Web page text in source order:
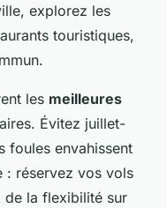
explorez les
touristiques,
les meilleures
Évitez juillet-
foules envahissent
: réservez vos vols
de la flexibilité sur